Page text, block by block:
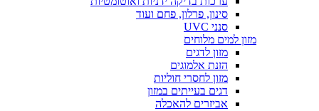
סינון, פרלון, פחם ועוד
סנני UVC
מזון למים מלוחים
מזון לדגים
הזנת אלמוגים
מזון לחסרי חוליות
דגים בעייתים במזון
אביזרים להאכלה